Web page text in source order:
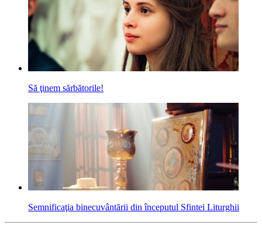
Să ţinem sărbătorile!
Semnificaţia binecuvântării din începutul Sfintei Liturghii